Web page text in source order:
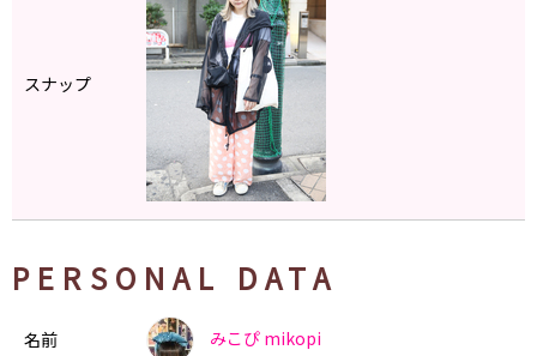
スナップ
PERSONAL DATA
名前 みこぴ mikopi